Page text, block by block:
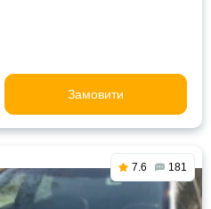
Замовити
7.6 181